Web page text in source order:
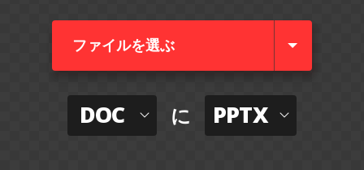
ファイルを選ぶ
DOC に PPTX